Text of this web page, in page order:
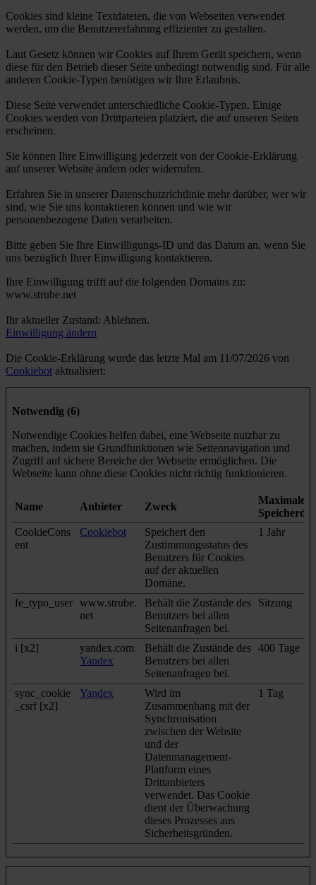
Cookies sind kleine Textdateien, die von Webseiten verwendet
werden, um die Benutzererfahrung effizienter zu gestalten.
Laut Gesetz können wir Cookies auf Ihrem Gerät speichern, wenn
diese für den Betrieb dieser Seite unbedingt notwendig sind. Für alle
anderen Cookie-Typen benötigen wir Ihre Erlaubnis.
Diese Seite verwendet unterschiedliche Cookie-Typen. Einige
Cookies werden von Drittparteien platziert, die auf unseren Seiten
erscheinen.
Sie können Ihre Einwilligung jederzeit von der Cookie-Erklärung
auf unserer Website ändern oder widerrufen.
Erfahren Sie in unserer Datenschutzrichtlinie mehr darüber, wer wir
sind, wie Sie uns kontaktieren können und wie wir
personenbezogene Daten verarbeiten.
Bitte geben Sie Ihre Einwilligungs-ID und das Datum an, wenn Sie
uns bezüglich Ihrer Einwilligung kontaktieren.
Ihre Einwilligung trifft auf die folgenden Domains zu:
www.strube.net
Ihr aktueller Zustand: Ablehnen.
Einwilligung ändern
Die Cookie-Erklärung wurde das letzte Mal am 11/07/2026 von
Cookiebot aktualisiert:
Notwendig (6)
Notwendige Cookies helfen dabei, eine Webseite nutzbar zu
machen, indem sie Grundfunktionen wie Seitennavigation und
Zugriff auf sichere Bereiche der Webseite ermöglichen. Die
Webseite kann ohne diese Cookies nicht richtig funktionieren.
Name Anbieter Zweck
Maximale
CookieCons
ent
Cookiebot
Speichert den
Zustimmungsstatus des
Benutzers für Cookies
auf der aktuellen
Domäne.
1 Jahr
fe_typo_user www.strube.
net
Behält die Zustände des
Benutzers bei allen
Seitenanfragen bei.
Sitzung
i [x2]
yandex.com
Yandex
Behält die Zustände des
Benutzers bei allen
Seitenanfragen bei.
400 Tage
sync_cookie
_csrf [x2]
Yandex
Wird im
Zusammenhang mit der
Synchronisation
zwischen der Website
und der
Datenmanagement-
Plattform eines
Drittanbieters
verwendet. Das Cookie
dient der Überwachung
dieses Prozesses aus
Sicherheitsgründen.
1 Tag